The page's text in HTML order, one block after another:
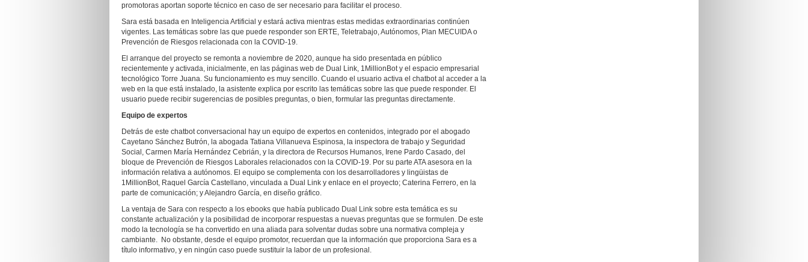
promotoras aportan soporte técnico en caso de ser necesario para facilitar el proceso.
Sara está basada en Inteligencia Artificial y estará activa mientras estas medidas extraordinarias continúen
vigentes. Las temáticas sobre las que puede responder son ERTE, Teletrabajo, Autónomos, Plan MECUIDA o
Prevención de Riesgos relacionada con la COVID-19.
El arranque del proyecto se remonta a noviembre de 2020, aunque ha sido presentada en público
recientemente y activada, inicialmente, en las páginas web de Dual Link, 1MillionBot y el espacio empresarial
tecnológico Torre Juana. Su funcionamiento es muy sencillo. Cuando el usuario activa el chatbot al acceder a la
web en la que está instalado, la asistente explica por escrito las temáticas sobre las que puede responder. El
usuario puede recibir sugerencias de posibles preguntas, o bien, formular las preguntas directamente.
Equipo de expertos
Detrás de este chatbot conversacional hay un equipo de expertos en contenidos, integrado por el abogado
Cayetano Sánchez Butrón, la abogada Tatiana Villanueva Espinosa, la inspectora de trabajo y Seguridad
Social, Carmen María Hernández Cebrián, y la directora de Recursos Humanos, Irene Pardo Casado, del
bloque de Prevención de Riesgos Laborales relacionados con la COVID-19. Por su parte ATA asesora en la
información relativa a autónomos. El equipo se complementa con los desarrolladores y lingüistas de
1MillionBot, Raquel García Castellano, vinculada a Dual Link y enlace en el proyecto; Caterina Ferrero, en la
parte de comunicación; y Alejandro García, en diseño gráfico.
La ventaja de Sara con respecto a los ebooks que había publicado Dual Link sobre esta temática es su
constante actualización y la posibilidad de incorporar respuestas a nuevas preguntas que se formulen. De este
modo la tecnología se ha convertido en una aliada para solventar dudas sobre una normativa compleja y
cambiante. No obstante, desde el equipo promotor, recuerdan que la información que proporciona Sara es a
título informativo, y en ningún caso puede sustituir la labor de un profesional.